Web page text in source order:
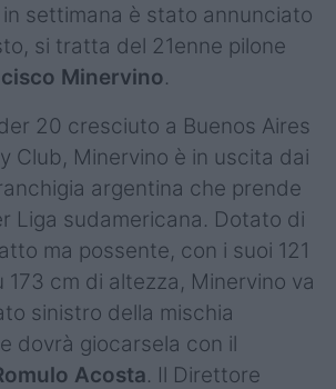
in settimana è stato annunciato
si tratta del 21enne pilone
Minervino.
20 cresciuto a Buenos Aires
Club, Minervino è in uscita dai
argentina che prende
Liga sudamericana. Dotato di
ma possente, con i suoi 121
173 cm di altezza, Minervino va
sinistro della mischia
dovrà giocarsela con il
Acosta. Il Direttore